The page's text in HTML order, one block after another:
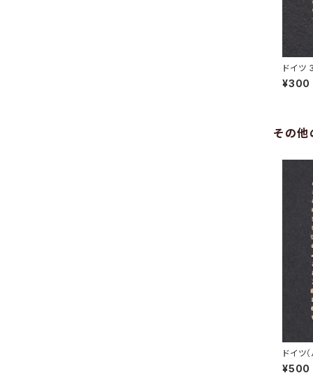
ドイツ
N
¥300
その
ドイツ
切手｜
¥500